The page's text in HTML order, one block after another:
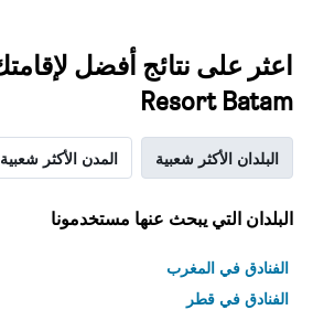
Resort Batam
البلدان الأكثر شعبية المدن الأكثر شعبية
البلدان التي يبحث عنها مستخدمونا
الفنادق في المغرب
الفنادق في قطر